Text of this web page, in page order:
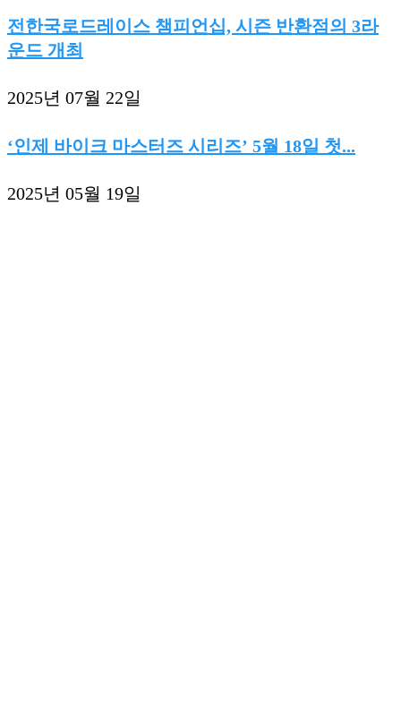
전한국로드레이스 챔피언십, 시즌 반환점의 3라
운드 개최
2025년 07월 22일
‘인제 바이크 마스터즈 시리즈’ 5월 18일 첫...
2025년 05월 19일